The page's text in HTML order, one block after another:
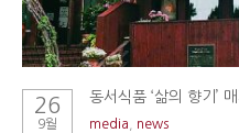
26
9월
동서식품 ‘삶의 향기’
media news